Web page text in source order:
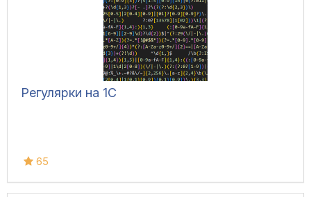
Регулярки на 1С
65